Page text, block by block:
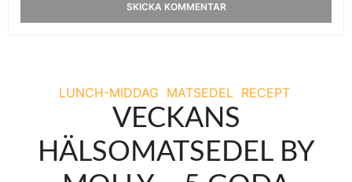
LUNCH-MIDDAG MATSEDEL RECEPT
VECKANS
HÄLSOMATSEDEL BY